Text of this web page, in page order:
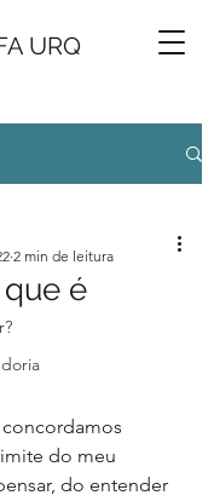
URQ
é
2 min de leitura
do meu
do entender